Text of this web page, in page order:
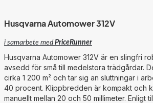
Husqvarna Automower 312V
i samarbete medPriceRunner
Husqvarna Automower 312V är en slingfri
avsedd för små till medelstora trädgårdar.
cirka 1 200 m² och tar sig an sluttningar i
40 procent. Klippbredden är kompakt och
manuellt mellan 20 och 50 millimeter. Enligt